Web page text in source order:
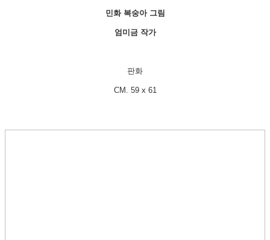
민화 복숭아 그림
엄미금 작가
판화
CM. 59 x 61